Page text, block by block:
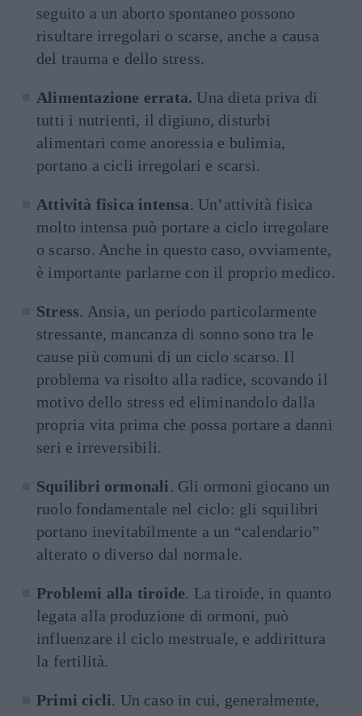
seguito a un aborto spontaneo possono
risultare irregolari o scarse, anche a causa
del trauma e dello stress.
Alimentazione errata. Una dieta priva di
tutti i nutrienti, il digiuno, disturbi
alimentari come anoressia e bulimia,
portano a cicli irregolari e scarsi.
Attività fisica intensa. Un’attività fisica
molto intensa può portare a ciclo irregolare
o scarso. Anche in questo caso, ovviamente,
è importante parlarne con il proprio medico.
Stress. Ansia, un periodo particolarmente
stressante, mancanza di sonno sono tra le
cause più comuni di un ciclo scarso. Il
problema va risolto alla radice, scovando il
motivo dello stress ed eliminandolo dalla
propria vita prima che possa portare a danni
seri e irreversibili.
Squilibri ormonali. Gli ormoni giocano un
ruolo fondamentale nel ciclo: gli squilibri
portano inevitabilmente a un “calendario”
alterato o diverso dal normale.
Problemi alla tiroide. La tiroide, in quanto
legata alla produzione di ormoni, può
influenzare il ciclo mestruale, e addirittura
la fertilità.
Primi cicli. Un caso in cui, generalmente,